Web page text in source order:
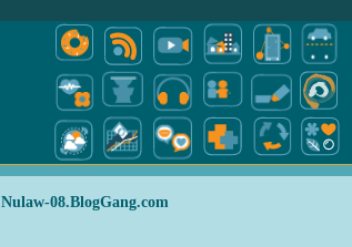
Nulaw-08.BlogGang.com